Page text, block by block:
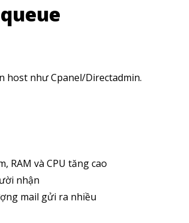
host như Cpanel/Directadmin.
RAM và CPU tăng cao
nhận
mail gửi ra nhiều